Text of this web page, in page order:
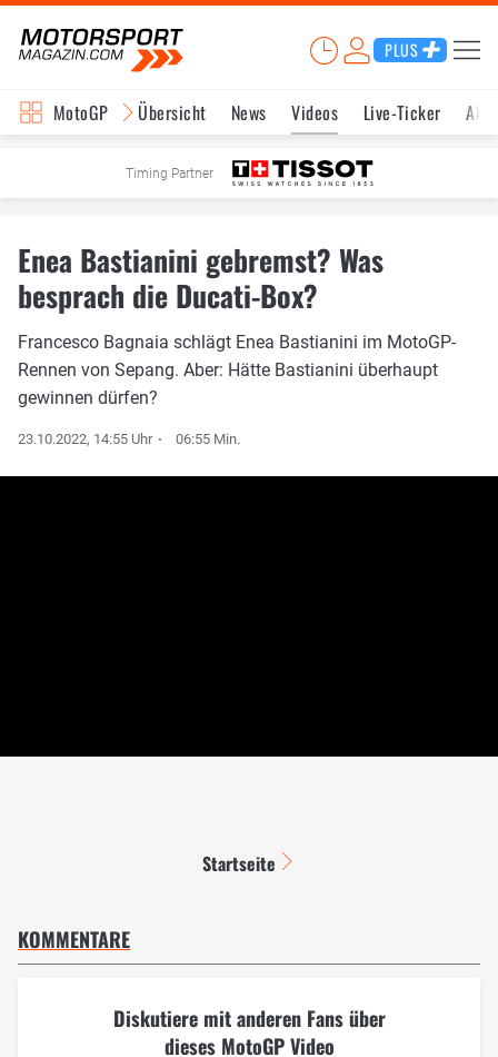
PLUS
MotoGP Übersicht News Videos Live-Ticker
Timing Partner
Enea Bastianini gebremst? Was
besprach die Ducati-Box?
Francesco Bagnaia schlägt Enea Bastianini im MotoGP-
Rennen von Sepang. Aber: Hätte Bastianini überhaupt
gewinnen dürfen?
23.10.2022, 14:55 Uhr 06:55 Min.
Startseite
KOMMENTARE
Diskutiere mit anderen Fans über
dieses MotoGP Video